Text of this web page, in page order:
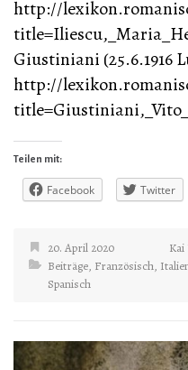
http://
Giustiniani (25.6.1916
http://
Teilen mit:
Facebook Twitter
20. April 2020
Beiträge, Französisch,
Spanisch